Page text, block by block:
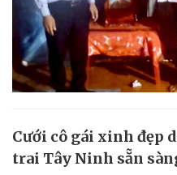
Cưới cô gái xinh đẹp
trai Tây Ninh sẵn